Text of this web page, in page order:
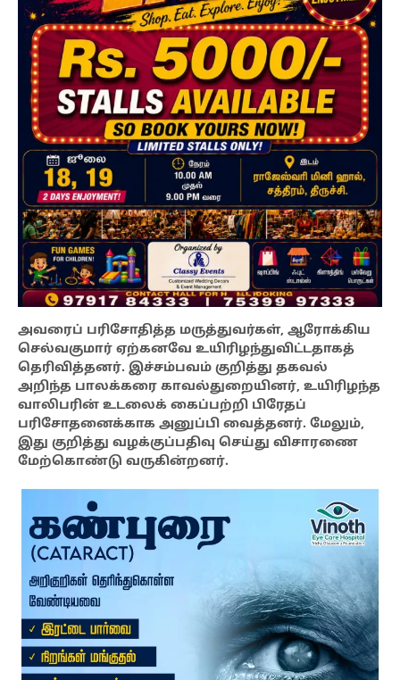
அவரைப் பரிசோதித்த மருத்துவர்கள், ஆரோக்கிய
செல்வகுமார் ஏற்கனவே உயிரிழந்துவிட்டதாகத்
தெரிவித்தனர். இச்சம்பவம் குறித்து தகவல்
அறிந்த பாலக்கரை காவல்துறையினர், உயிரிழந்த
வாலிபரின் உடலைக் கைப்பற்றி பிரேதப்
பரிசோதனைக்காக அனுப்பி வைத்தனர். மேலும்,
இது குறித்து வழக்குப்பதிவு செய்து விசாரணை
மேற்கொண்டு வருகின்றனர்.